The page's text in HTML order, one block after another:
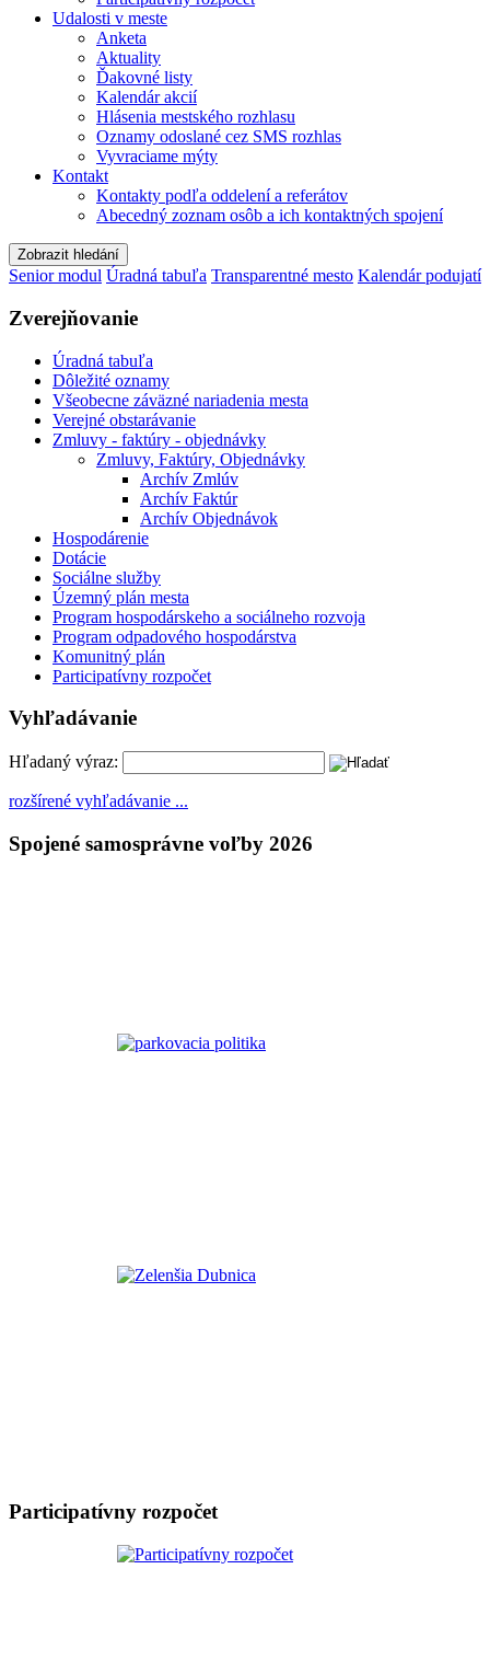
Udalosti v meste
Anketa
Aktuality
Ďakovné listy
Kalendár akcií
Hlásenia mestského rozhlasu
Oznamy odoslané cez SMS rozhlas
Vyvraciame mýty
Kontakt
Kontakty podľa oddelení a referátov
Abecedný zoznam osôb a ich kontaktných spojení
Zobrazit hledání
Senior modul Úradná tabuľa Transparentné mesto Kalendár podujatí
Zverejňovanie
Úradná tabuľa
Dôležité oznamy
Všeobecne záväzné nariadenia mesta
Verejné obstarávanie
Zmluvy - faktúry - objednávky
Zmluvy, Faktúry, Objednávky
Archív Zmlúv
Archív Faktúr
Archív Objednávok
Hospodárenie
Dotácie
Sociálne služby
Územný plán mesta
Program hospodárskeho a sociálneho rozvoja
Program odpadového hospodárstva
Komunitný plán
Participatívny rozpočet
Vyhľadávanie
Hľadaný výraz:
rozšírené vyhľadávanie ...
Spojené samosprávne voľby 2026
Participatívny rozpočet